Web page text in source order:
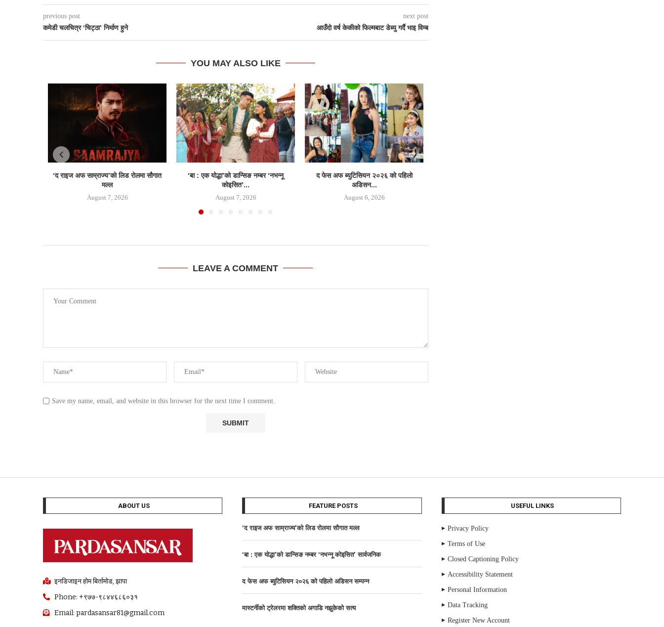
previous post
कमेडी चलचित्र ‘चिट्ठा’ निर्माण हुने
next post
आउँदो वर्ष केकीको फिल्मबाट डेब्यु गर्दै भाइ विम्ब
YOU MAY ALSO LIKE
‘द राइज अफ साम्राज्य’काे लिड राेलमा सौगात
मल्ल
August 7, 2026
‘बा : एक योद्धा’को डान्सिङ नम्बर ‘नभन्नू
कोइसित’...
August 7, 2026
द फेस अफ ब्युटिसियन २०२६ काे पहिलाे
अडिसन...
August 6, 2026
LEAVE A COMMENT
Save my name, email, and website in this browser for the next time I comment.
ABOUT US
इनडिजाइन होम बिर्तामोड, झापा
Phone: +९७७-९८४४६८६०३१
Email: pardasansar81@gmail.com
FEATURE POSTS
‘द राइज अफ साम्राज्य’काे लिड राेलमा सौगात मल्ल
‘बा : एक योद्धा’को डान्सिङ नम्बर ‘नभन्नू कोइसित’ सार्वजनिक
द फेस अफ ब्युटिसियन २०२६ काे पहिलाे अडिसन सम्पन्न
मास्टर्नीकाे ट्रेलरमा शक्तिकाे अगाडि नझुकेकाे सत्य
USEFUL LINKS
Privacy Policy
Terms of Use
Closed Captioning Policy
Accessibility Statement
Personal Information
Data Tracking
Register New Account